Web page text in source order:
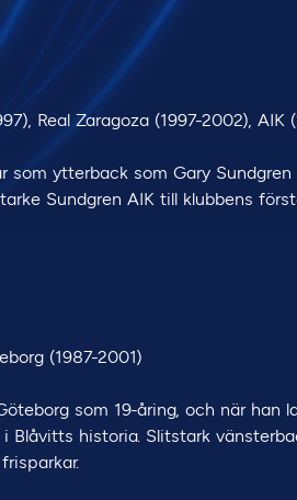
Real Zaragoza (1997-2002), AIK
som ytterback som Gary Sundgren
Sundgren AIK till klubbens
(1987-2001)
som 19-åring, och när han
Blåvitts historia. Slitstark